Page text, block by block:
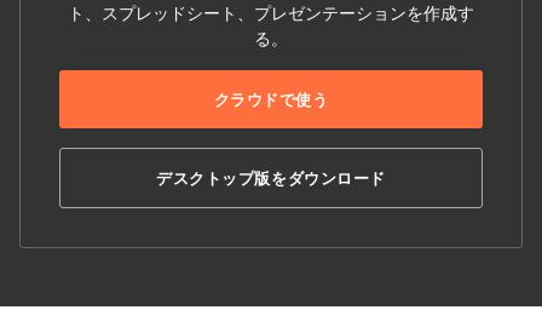
ト、スプレッドシート、プレゼンテーションを作成す
る。
クラウドで使う
デスクトップ版をダウンロード